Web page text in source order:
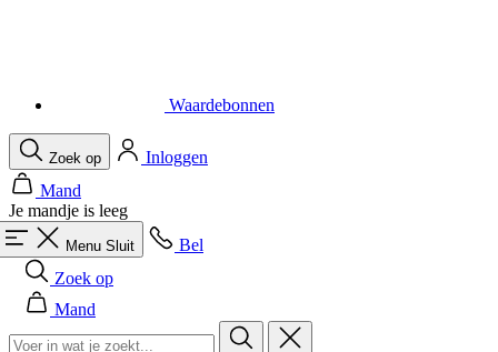
Waardebonnen
Zoek op
Inloggen
Mand
Je mandje is leeg
Menu Sluit
Bel
Zoek op
Mand